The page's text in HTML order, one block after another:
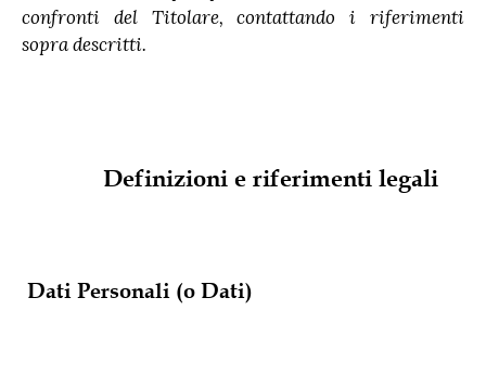
confronti del Titolare, contattando i riferimenti
sopra descritti.
Definizioni e riferimenti legali
Dati Personali (o Dati)